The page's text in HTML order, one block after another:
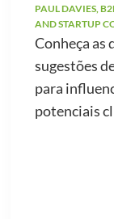
PAUL DAVIES,
AND STARTUP
Conheça as
sugestões
para
potenciais